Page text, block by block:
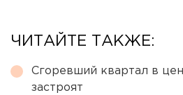
ЧИТАЙТЕ ТАКЖЕ:
Сгоревший квартал в
застроят